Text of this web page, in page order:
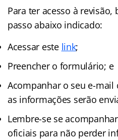
Para ter acesso à revisão,
passo abaixo indicado:
Acessar este link;
Preencher o formulário; e
Acompanhar o seu e-mail
as informações serão
Lembre-se se
oficiais para não perder